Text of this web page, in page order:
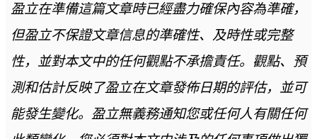
盈立在準備這篇文章時已經盡力確保內容為準確，
但盈立不保證文章信息的準確性、及時性或完整
性，並對本文中的任何觀點不承擔責任。觀點、預
測和估計反映了盈立在文章發佈日期的評估，並可
能發生變化。盈立無義務通知您或任何人有關任何